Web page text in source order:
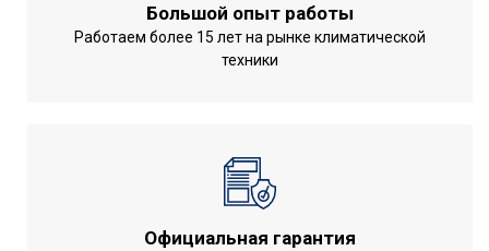
Напряжение электропитания,
220 - 240
Страна показа
Россия
Большой опыт работы
Работаем более 15 лет на рынке климатической
техники
Официальная гарантия